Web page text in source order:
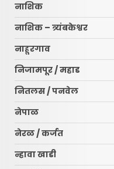
नाशिक
नाशिक – त्र्यंबकेश्वर
नाहूरगाव
निजामपूर / महाड
नितलस / पनवेल
नेपाळ
नेरळ / कर्जत
न्हावा खाडी